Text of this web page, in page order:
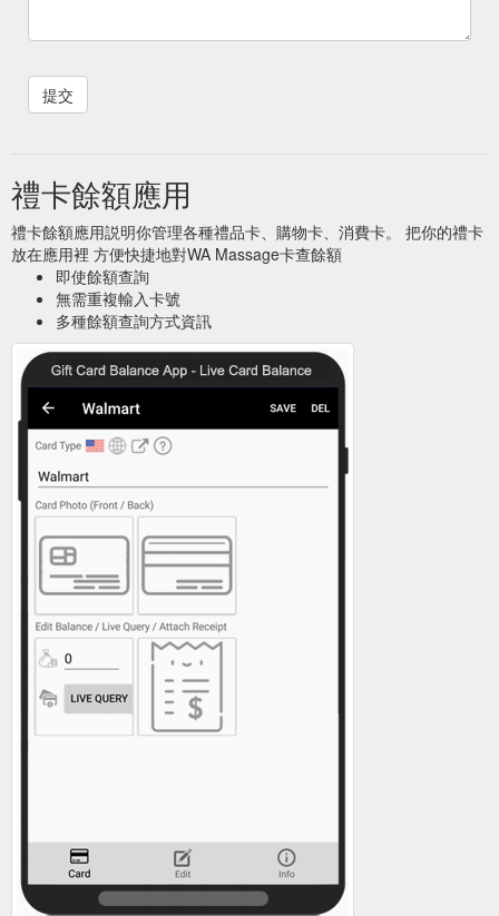
禮卡餘額應用
禮卡餘額應用説明你管理各種禮品卡、購物卡、消費卡。 把你的禮卡
放在應用裡 方便快捷地對WA Massage卡查餘額
即使餘額查詢
無需重複輸入卡號
多種餘額查詢方式資訊